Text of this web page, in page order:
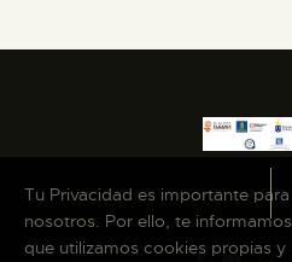
Tu Privacidad es importante para
nosotros. Por ello, te informamos
que utilizamos cookies propias y